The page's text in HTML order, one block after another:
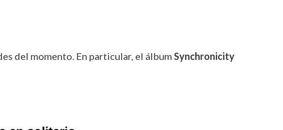
del momento. En particular, el álbum Synchronicity